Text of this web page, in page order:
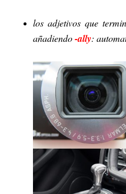
los adjetivos que
añadiendo-ally: